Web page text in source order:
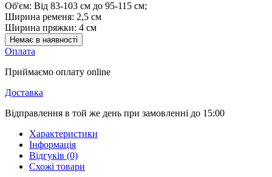
Об'єм: Від 83-103 см до 95-115 см;
Ширина ременя: 2,5 см
Ширина пряжки: 4 см
Немає в наявності
Оплата
Приймаємо оплату online
Доставка
Відправлення в той же день при замовленні до 15:00
Характеристики
Інформація
Відгуків (0)
Схожі товари